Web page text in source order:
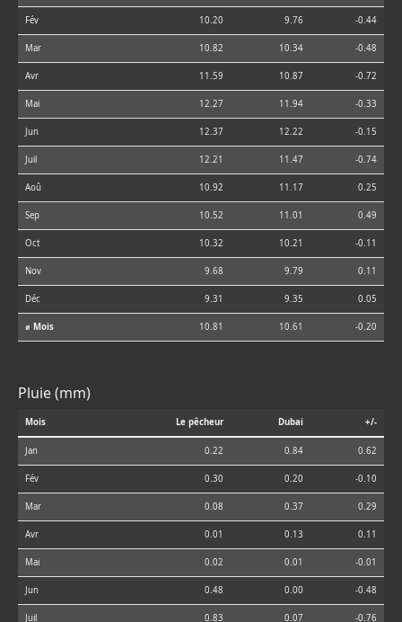
Fév 10.20 9.76 -0.44
Mar 10.82 10.34 -0.48
Avr 11.59 10.87 -0.72
Mai 12.27 11.94 -0.33
Jun 12.37 12.22 -0.15
Juil 12.21 11.47 -0.74
Aoû 10.92 11.17 0.25
Sep 10.52 11.01 0.49
Oct 10.32 10.21 -0.11
Nov 9.68 9.79 0.11
Déc 9.31 9.35 0.05
⌀ Mois 10.81 10.61 -0.20
Pluie (mm)
Mois Le pêcheur Dubai +/-
Jan 0.22 0.84 0.62
Fév 0.30 0.20 -0.10
Mar 0.08 0.37 0.29
Avr 0.01 0.13 0.11
Mai 0.02 0.01 -0.01
Jun 0.48 0.00 -0.48
Juil 0.83 0.07 -0.76